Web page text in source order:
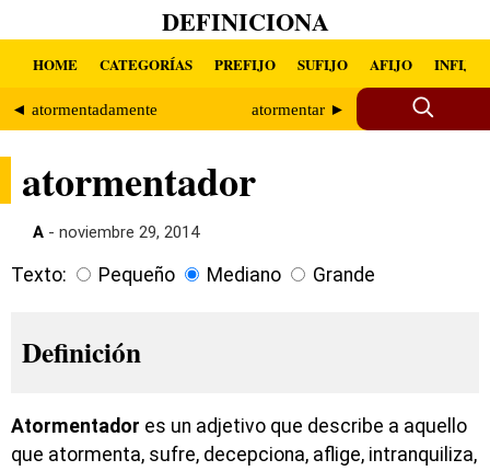
DEFINICIONA
HOME CATEGORÍAS PREFIJO SUFIJO AFIJO INFIJO
◄ atormentadamente atormentar ►
atormentador
A - noviembre 29, 2014
Texto: Pequeño Mediano Grande
Definición
Atormentador es un adjetivo que describe a aquello
que atormenta, sufre, decepciona, aflige, intranquiliza,